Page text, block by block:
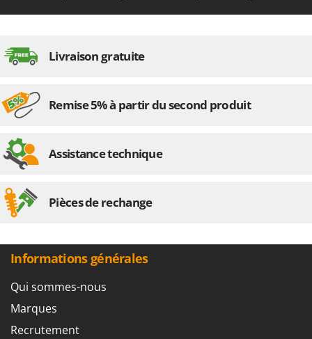
Livraison gratuite
Remise 5% à partir du second produit
Assistance technique
Pièces de rechange
Informations générales
Qui sommes-nous
Marques
Recrutement